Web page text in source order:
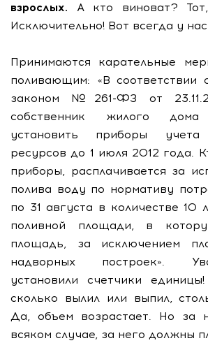
взрослых. А кто виноват?
Исключительно! Вот всегда у
Принимаются карательные
поливающим: «В соответствии
законом №261-ФЗ от
собственник жилого
установить приборы учета
ресурсов до 1 июля 2012 года.
приборы, расплачивается за
полива воду по нормативу
по 31 августа в количестве 10
поливной площади, в
площадь, за исключением
надворных построек».
установили счетчики
сколько вылил или выпил,
Да, объем возрастает. Но за
всяком случае, за него должны